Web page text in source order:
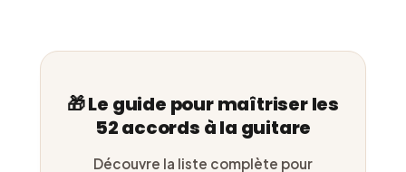
🎁 Le guide pour maîtriser les
52 accords à la guitare
Découvre la liste complète pour